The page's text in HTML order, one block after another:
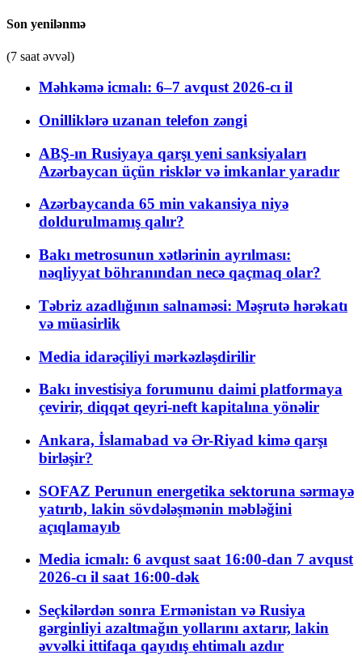
Son yenilənmə
(7 saat əvvəl)
Məhkəmə icmalı: 6–7 avqust 2026-cı il
Onilliklərə uzanan telefon zəngi
ABŞ-ın Rusiyaya qarşı yeni sanksiyaları
Azərbaycan üçün risklər və imkanlar yaradır
Azərbaycanda 65 min vakansiya niyə
doldurulmamış qalır?
Bakı metrosunun xətlərinin ayrılması:
nəqliyyat böhranından necə qaçmaq olar?
Təbriz azadlığının salnaməsi: Məşrutə hərəkatı
və müasirlik
Media idarəçiliyi mərkəzləşdirilir
Bakı investisiya forumunu daimi platformaya
çevirir, diqqət qeyri-neft kapitalına yönəlir
Ankara, İslamabad və Ər-Riyad kimə qarşı
birləşir?
SOFAZ Perunun energetika sektoruna sərmayə
yatırıb, lakin sövdələşmənin məbləğini
açıqlamayıb
Media icmalı: 6 avqust saat 16:00-dan 7 avqust
2026-cı il saat 16:00-dək
Seçkilərdən sonra Ermənistan və Rusiya
gərginliyi azaltmağın yollarını axtarır, lakin
əvvəlki ittifaqa qayıdış ehtimalı azdır